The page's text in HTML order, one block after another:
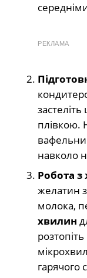
РЕКЛАМА
плівкою.
навколо
Робота
желатин
молока,
хвилин
гарячого